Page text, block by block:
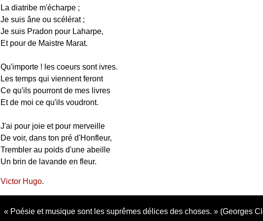
La diatribe m'écharpe ;
Je suis âne ou scélérat ;
Je suis Pradon pour Laharpe,
Et pour de Maistre Marat.
Qu'importe ! les coeurs sont ivres.
Les temps qui viennent feront
Ce qu'ils pourront de mes livres
Et de moi ce qu'ils voudront.
J'ai pour joie et pour merveille
De voir, dans ton pré d'Honfleur,
Trembler au poids d'une abeille
Un brin de lavande en fleur.
Victor Hugo.
Poésie et musique sont les suprêmes délices des choses. (Georges